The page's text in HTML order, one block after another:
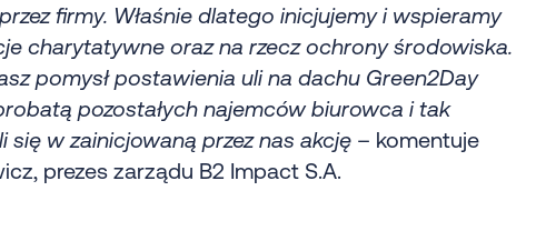
firmy. Właśnie dlatego inicjujemy i wspieramy
charytatywne oraz na rzecz ochrony środowiska.
pomysł postawienia uli na dachu Green2Day
pozostałych najemców biurowca i tak
się w zainicjowaną przez nas akcję – komentuje
prezes zarządu B2 Impact S.A.